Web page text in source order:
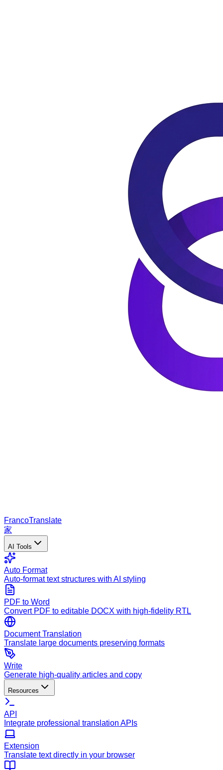
FrancoTranslate
家
AI Tools
Auto Format
Auto-format text structures with AI styling
PDF to Word
Convert PDF to editable DOCX with high-fidelity RTL
Document Translation
Translate large documents preserving formats
Write
Generate high-quality articles and copy
Resources
API
Integrate professional translation APIs
Extension
Translate text directly in your browser